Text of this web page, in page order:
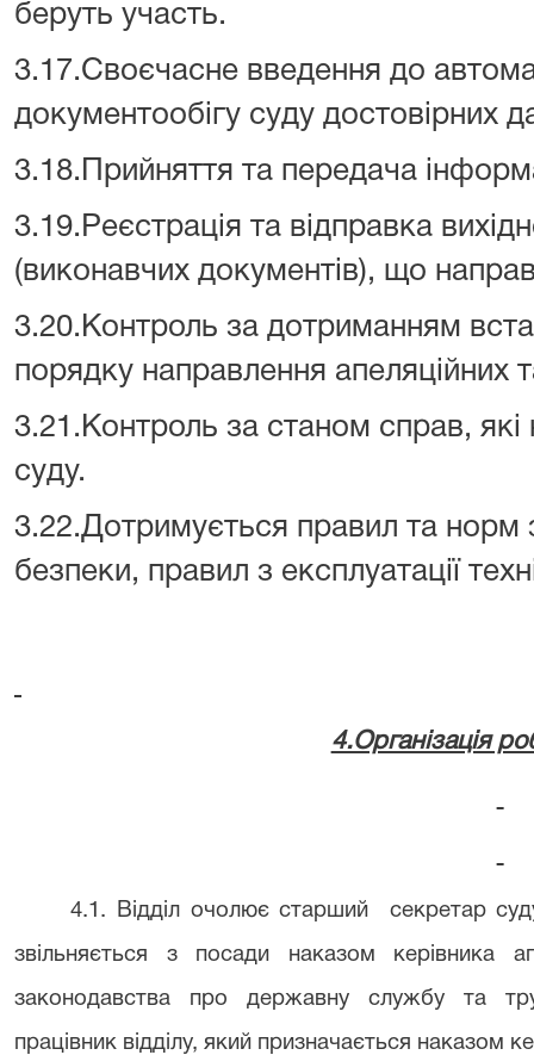
беруть участь.
3.17.Своєчасне введення до
документообігу суду достовірних
3.18.Прийняття та передача
3.19.Реєстрація та відправка
(виконавчих документів), що
3.20.Контроль за дотриманням
порядку направлення апеляційних
3.21.Контроль за станом справ,
суду.
3.22.Дотримується правил та норм
безпеки, правил з експлуатації
4.Організація
4.1. Відділ очолює старший секретар
звільняється з посади наказом керівника
законодавства про державну службу та
працівник відділу, який призначається наказом